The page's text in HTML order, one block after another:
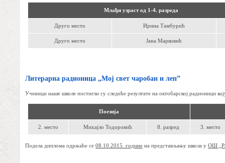
Млађи узраст од 1-4. разреда
Друго место Ирина Тамбурић
Друго место Јана Марковић
Литерарна радионица „Мој свет чаробан и леп”
Ученици наше школе постигли су следеће резултате на октобарској радионици
Поезија
2. место Михајло Тодоровић 8. разред 3. место
Подела диплома одржаће се 08.10.2015. године на представљању школа у ОШ